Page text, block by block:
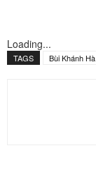
Loading...
TAGS Bùi Khánh Hà